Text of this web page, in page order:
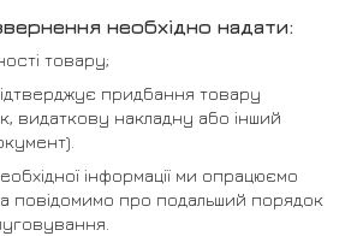
необхідно надати:
товару;
придбання товару
видаткову накладну або інший
інформації ми опрацюємо
повідомимо про подальший порядок